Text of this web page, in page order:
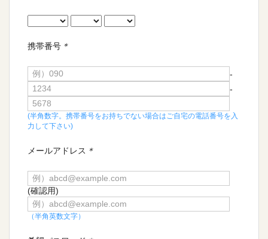
携帯番号 ＊
-
-
(半角数字。携帯番号をお持ちでない場合はご自宅の電話番号を入
力して下さい)
メールアドレス ＊
(確認用)
（半角英数文字）